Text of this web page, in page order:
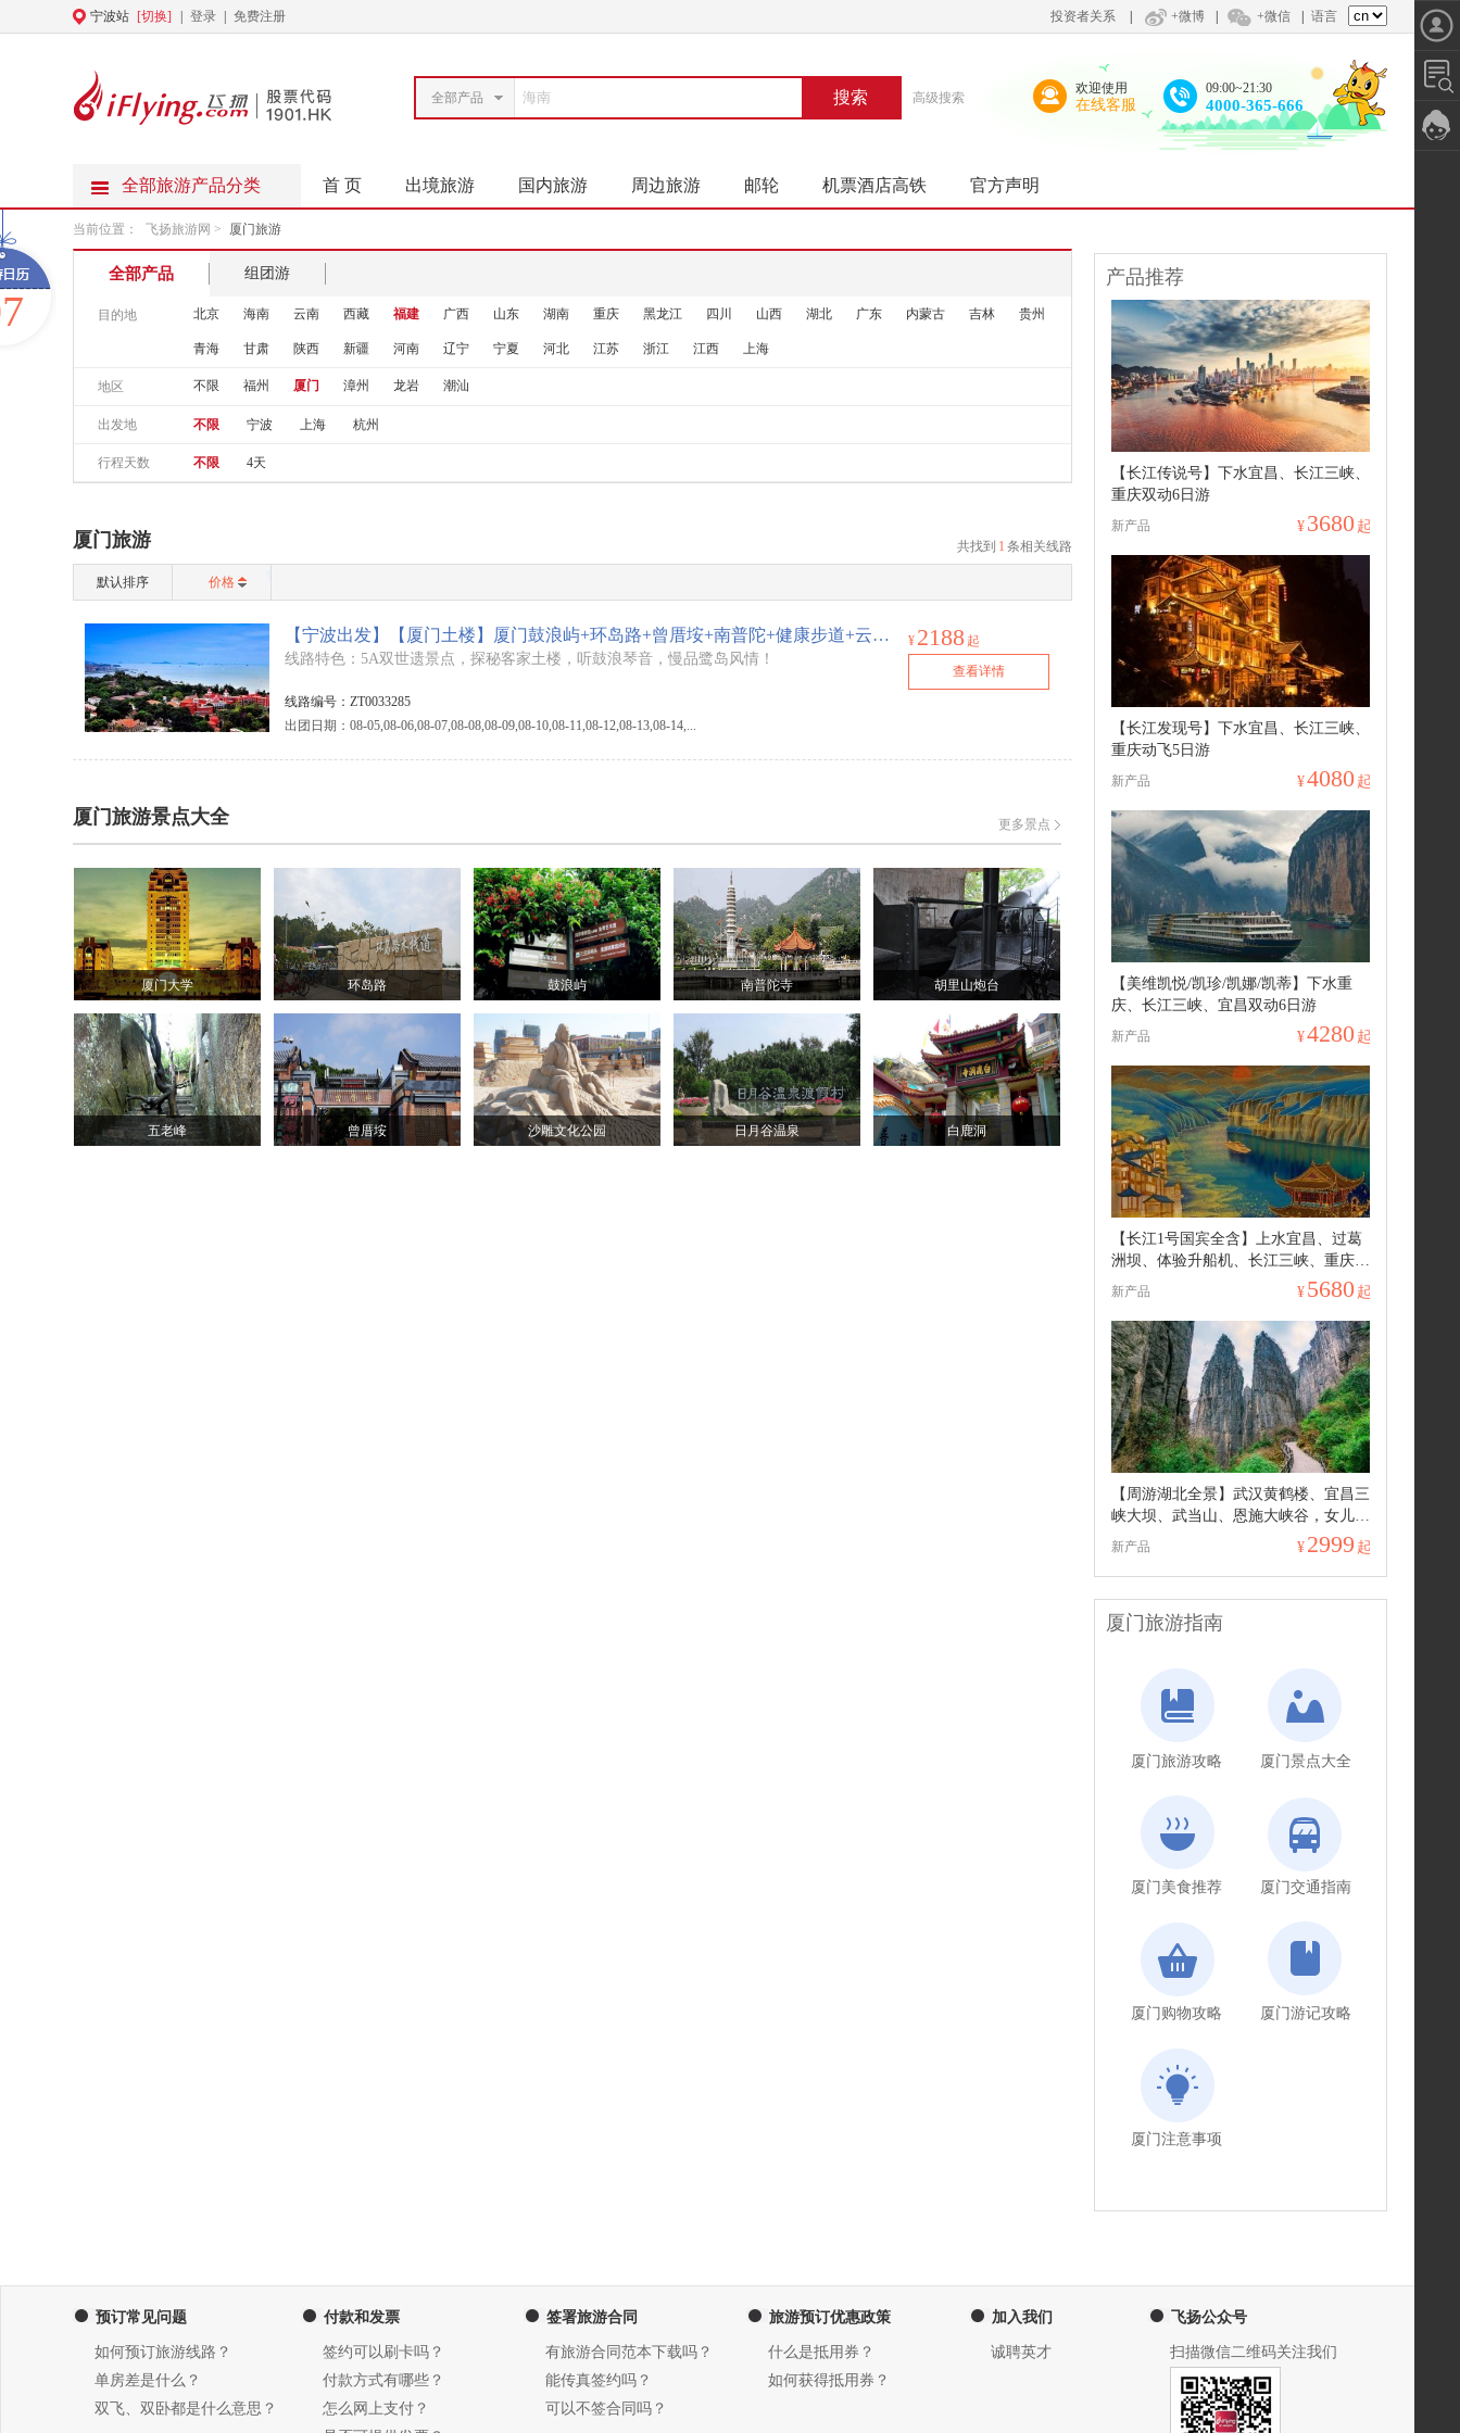
宁波站 [切换] 登录 免费注册 投资者关系 +微博 +微信 语言
全部产品 搜索 高级搜索
欢迎使用
在线客服
09:00~21:30
4000-365-666
全部旅游产品分类 首 页 出境旅游 国内旅游 周边旅游 邮轮 机票酒店高铁 官方声明
当前位置： 飞扬旅游网 > 厦门旅游
全部产品 组团游
目的地 北京 海南 云南 西藏 福建 广西 山东 湖南 重庆 黑龙江 四川 山西 湖北 广东 内蒙古 吉林 贵州
青海 甘肃 陕西 新疆 河南 辽宁 宁夏 河北 江苏 浙江 江西 上海
地区 不限 福州 厦门 漳州 龙岩 潮汕
出发地 不限 宁波 上海 杭州
行程天数 不限 4天
厦门旅游 共找到 1 条相关线路
默认排序 价格
【宁波出发】【厦门土楼】厦门鼓浪屿+环岛路+曾厝垵+南普陀+健康步道+云水谣土楼4日游
线路特色：5A双世遗景点，探秘客家土楼，听鼓浪琴音，慢品鹭岛风情！
线路编号：ZT0033285
出团日期：08-05,08-06,08-07,08-08,08-09,08-10,08-11,08-12,08-13,08-14,...
¥ 2188 起
查看详情
更多景点
厦门旅游景点大全
厦门大学 环岛路 鼓浪屿 南普陀寺 胡里山炮台
五老峰 曾厝垵 沙雕文化公园 日月谷温泉 白鹿洞
产品推荐
【长江传说号】下水宜昌、长江三峡、
重庆双动6日游
新产品 ¥ 3680 起
【长江发现号】下水宜昌、长江三峡、
重庆动飞5日游
新产品 ¥4080 起
【美维凯悦/凯珍/凯娜/凯蒂】下水重
庆、长江三峡、宜昌双动6日游
新产品 ¥4280 起
【长江1号国宾全含】上水宜昌、过葛
洲坝、体验升船机、长江三峡、重庆动
卧7日游
新产品 ¥ 5680 起
【周游湖北全景】武汉黄鹤楼、宜昌三
峡大坝、武当山、恩施大峡谷，女儿
城，青江大峡谷，黄鹤峰林 双卧精华
新产品 ¥ 2999 起
厦门旅游指南
厦门旅游攻略 厦门景点大全
厦门美食推荐 厦门交通指南
厦门购物攻略 厦门游记攻略
厦门注意事项
预订常见问题
如何预订旅游线路？
单房差是什么？
双飞、双卧都是什么意思？
付款和发票
签约可以刷卡吗？
付款方式有哪些？
怎么网上支付？
签署旅游合同
有旅游合同范本下载吗？
能传真签约吗？
可以不签合同吗？
旅游预订优惠政策
什么是抵用券？
如何获得抵用券？
加入我们
诚聘英才
飞扬公众号
扫描微信二维码关注我们